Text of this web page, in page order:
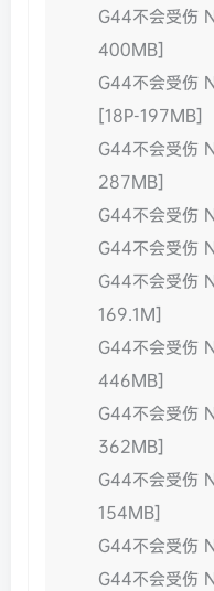
G44不会受伤
400MB]
G44不会受伤
[18P-197MB]
G44不会受伤
287MB]
G44不会受伤
G44不会受伤
G44不会受伤
169.1M]
G44不会受伤
446MB]
G44不会受伤
362MB]
G44不会受伤
154MB]
G44不会受伤
G44不会受伤